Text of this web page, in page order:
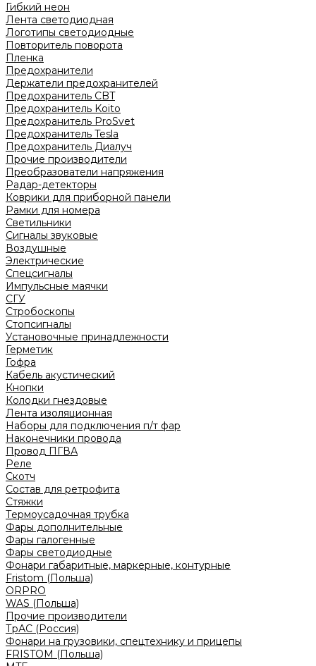
Гибкий неон
Лента светодиодная
Логотипы светодиодные
Повторитель поворота
Пленка
Предохранители
Держатели предохранителей
Предохранитель CBT
Предохранитель Koito
Предохранитель ProSvet
Предохранитель Tesla
Предохранитель Диалуч
Прочие производители
Преобразователи напряжения
Радар-детекторы
Коврики для приборной панели
Рамки для номера
Светильники
Сигналы звуковые
Воздушные
Электрические
Спецсигналы
Импульсные маячки
СГУ
Стробоскопы
Стопсигналы
Установочные принадлежности
Герметик
Гофра
Кабель акустический
Кнопки
Колодки гнездовые
Лента изоляционная
Наборы для подключения п/т фар
Наконечники провода
Провод ПГВА
Реле
Скотч
Состав для ретрофита
Стяжки
Термоусадочная трубка
Фары дополнительные
Фары галогенные
Фары светодиодные
Фонари габаритные, маркерные, контурные
Fristom (Польша)
ORPRO
WAS (Польша)
Прочие производители
ТрАС (Россия)
Фонари на грузовики, спецтехнику и прицепы
FRISTOM (Польша)